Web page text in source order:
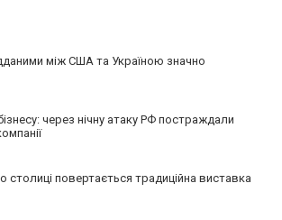
між США та Україною значно
через нічну атаку РФ постраждали
столиці повертається традиційна виставка